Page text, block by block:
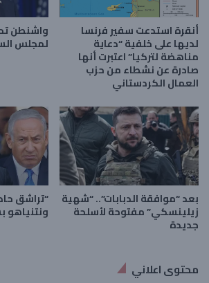
أنقرة استدعت سفير فرنسا
لديها على خلفية “دعاية
مناهضة لتركيا” اعتبرت أنها
صادرة عن نشطاء من حزب
العمال الكردستاني
واشنطن
لمجلس
بعد “موافقة الدبابات”.. “شهية
زيلينسكي” مفتوحة لأسلحة
جديدة
“تراشق
ونتنياهو
محتوى اعلاني